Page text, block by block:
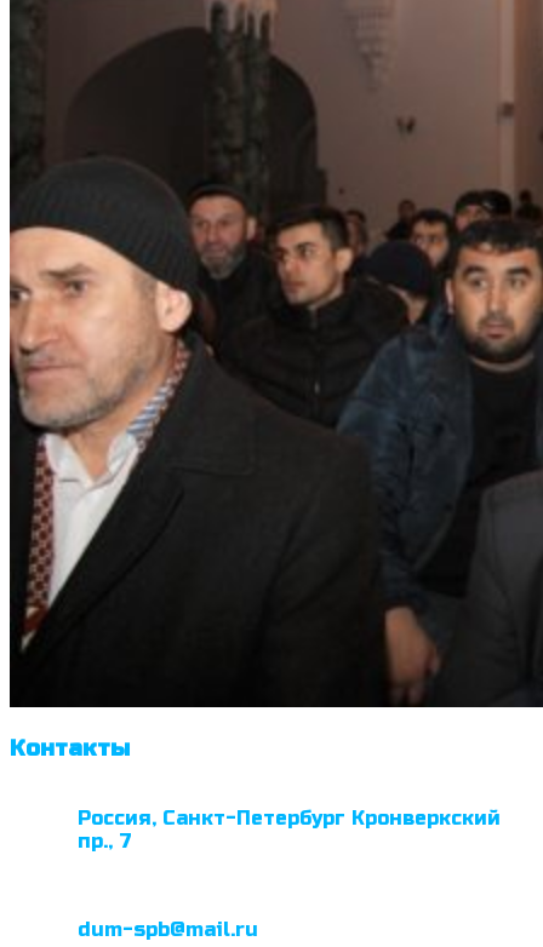
Контакты
Россия, Санкт-Петербург Кронверкский
пр., 7
dum-spb@mail.ru